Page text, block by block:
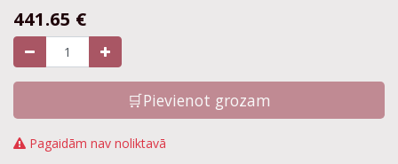
441.65 €
🛒Pievienot grozam
Pagaidām nav noliktavā